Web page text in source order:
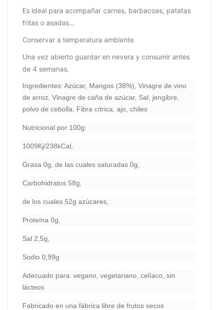
Es ideal para acompañar carnes, barbacoas, patatas
fritas o asadas…
Conservar a temperatura ambiente
Una vez abierto guardar en nevera y consumir antes
de 4 semanas.
Ingredientes: Azúcar, Mangos (38%), Vinagre de vino
de arroz, Vinagre de caña de azúcar, Sal, jengibre,
polvo de cebolla, Fibra cítrica, ajo, chiles
Nutricional por 100g:
1009Kj/238kCal,
Grasa 0g, de las cuales saturadas 0g,
Carbohidratos 58g,
de los cuales 52g azúcares,
Proteína 0g,
Sal 2,5g,
Sodio 0,99g
Adecuado para: vegano, vegetariano, celíaco, sin
lácteos
Fabricado en una fábrica libre de frutos secos